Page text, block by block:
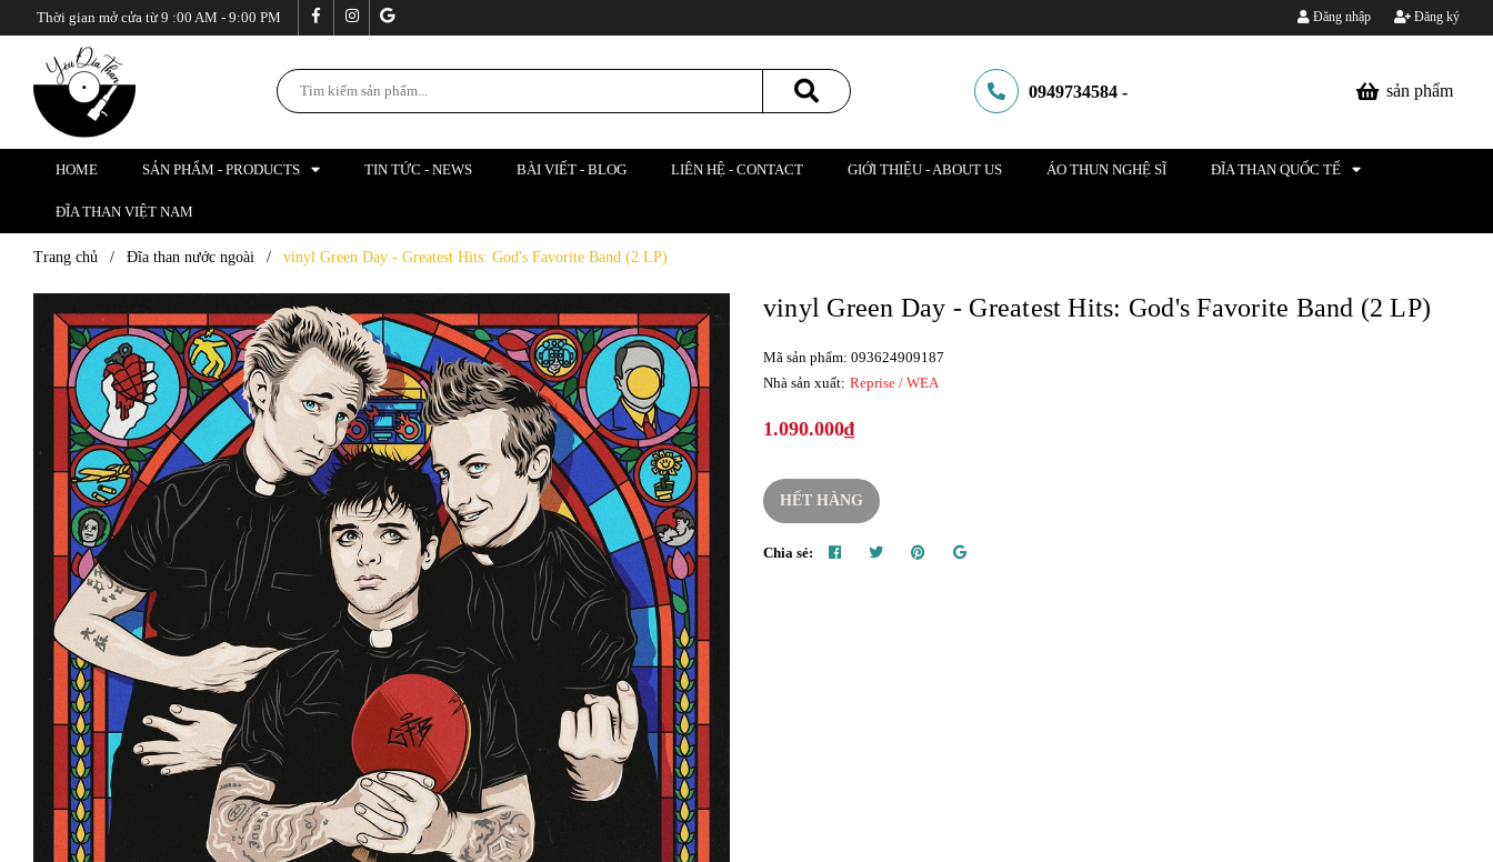
Thời gian mở cửa từ 9 :00 AM - 9:00 PM Đăng nhập Đăng ký
0949734584 - sản phẩm
HOME SẢN PHẨM - PRODUCTS TIN TỨC - NEWS BÀI VIẾT - BLOG LIÊN HỆ - CONTACT GIỚI THIỆU - ABOUT US ÁO THUN NGHỆ SĨ ĐĨA THAN QUỐC TẾ
ĐĨA THAN VIỆT NAM
Trang chủ / Đĩa than nước ngoài / vinyl Green Day - Greatest Hits: God's Favorite Band (2 LP)
vinyl Green Day - Greatest Hits: God's Favorite Band (2 LP)
Mã sản phẩm: 093624909187
Nhà sản xuất: Reprise / WEA
1.090.000₫
HẾT HÀNG
Chia sẻ: